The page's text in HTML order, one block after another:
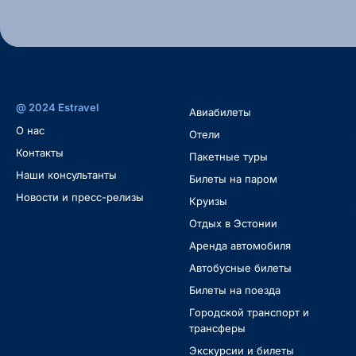
@ 2024 Estravel
O нас
Контакты
Наши консультанты
Новости и пресс-релизы
Авиабилеты
Oтели
Пакетные туры
Билеты на паром
Круизы
Отдых в Эстонии
Аренда автомобиля
Автобусные билеты
Билеты на поезда
Городской транспорт и
трансферы
Экскурсии и билеты